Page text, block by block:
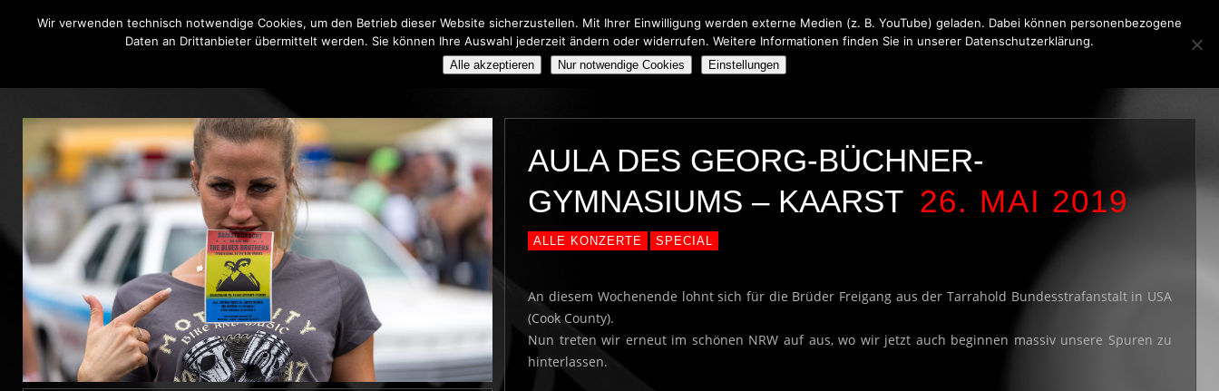
THE BLUE ONIONS BLUES BROTHERS TRIBUTE SHOW IMPRESSUM
AULA DES GEORG-BÜCHNER-
GYMNASIUMS – KAARST 26. MAI 2019
ALLE KONZERTE SPECIAL
An diesem Wochenende lohnt sich für die Brüder Freigang aus der Tarrahold Bundesstrafanstalt in USA
(Cook County).
Nun treten wir erneut im schönen NRW auf aus, wo wir jetzt auch beginnen massiv unsere Spuren zu
hinterlassen.
Wir verwenden technisch notwendige Cookies, um den Betrieb dieser Website sicherzustellen. Mit Ihrer Einwilligung werden externe Medien (z. B. YouTube) geladen. Dabei können personenbezogene
Daten an Drittanbieter übermittelt werden. Sie können Ihre Auswahl jederzeit ändern oder widerrufen. Weitere Informationen finden Sie in unserer Datenschutzerklärung.
Alle akzeptieren Nur notwendige Cookies Einstellungen